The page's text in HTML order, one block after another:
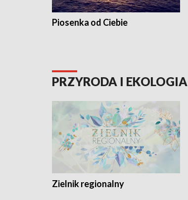
Piosenka od Ciebie
PRZYRODA I EKOLOGIA
Zielnik regionalny